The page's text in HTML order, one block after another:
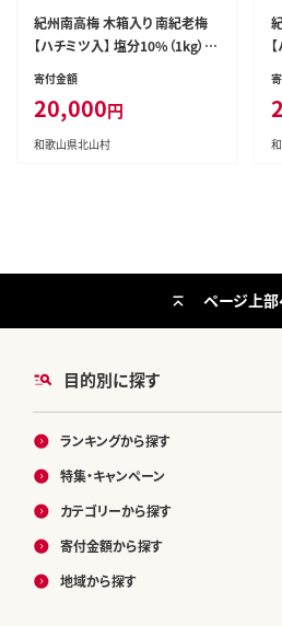
紀州南高梅 木箱入り 南紀老梅
【ハチミツ入】 塩分10%（1kg）な
かやまさんちの梅干 うめ ウメ【n
ky012-10k】
寄付金額
20,000円
和歌山県北山村
目的別に探す
ランキングから探す
特集・キャンペーン
カテゴリーから探す
寄付金額から探す
地域から探す
ページ上